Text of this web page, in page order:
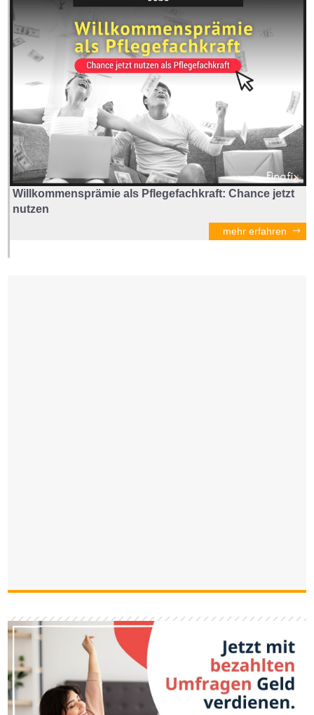
Willkommensprämie als Pflegefachkraft: Chance jetzt
nutzen
mehr erfahren